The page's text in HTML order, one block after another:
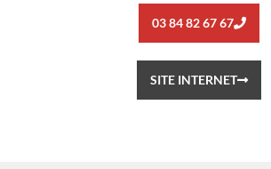
03 84 82 67 67
SITE INTERNET